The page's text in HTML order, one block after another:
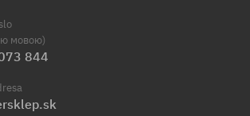
мовою)
844